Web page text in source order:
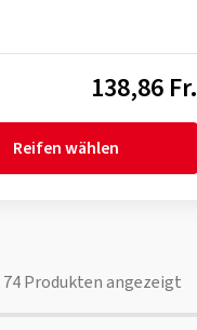
138,86 Fr.
Reifen wählen
74Produkten angezeigt